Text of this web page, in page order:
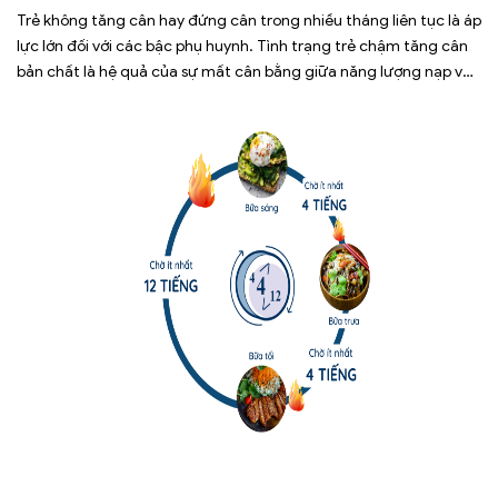
Trẻ không tăng cân hay đứng cân trong nhiều tháng liên tục là áp
lực lớn đối với các bậc phụ huynh. Tình trạng trẻ chậm tăng cân
bản chất là hệ quả của sự mất cân bằng giữa năng lượng nạp vào